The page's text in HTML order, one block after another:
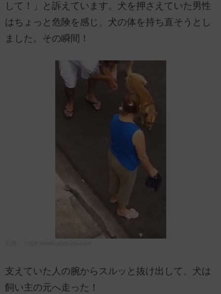
して！」と訴えています。犬を押さえていた男性
はちょっと危険を感じ、犬の体を持ち直そうとし
ました。その瞬間！
支えていた人の腕からスルッと抜け出して、犬は
飼い主の元へ走った！